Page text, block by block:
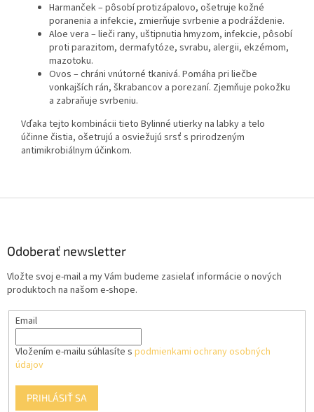
Harmanček – pôsobí protizápalovo, ošetruje kožné
poranenia a infekcie, zmierňuje svrbenie a podráždenie.
Aloe vera – lieči rany, uštipnutia hmyzom, infekcie, pôsobí
proti parazitom, dermafytóze, svrabu, alergii, ekzémom,
mazotoku.
Ovos – chráni vnútorné tkanivá. Pomáha pri liečbe
vonkajších rán, škrabancov a porezaní. Zjemňuje pokožku
a zabraňuje svrbeniu.
Vďaka tejto kombinácii tieto Bylinné utierky na labky a telo
účinne čistia, ošetrujú a osviežujú srsť s prirodzeným
antimikrobiálnym účinkom.
Odoberať newsletter
Vložte svoj e-mail a my Vám budeme zasielať informácie o nových
produktoch na našom e-shope.
Email
Vložením e-mailu súhlasíte s podmienkami ochrany osobných
údajov
PRIHLÁSIŤ SA